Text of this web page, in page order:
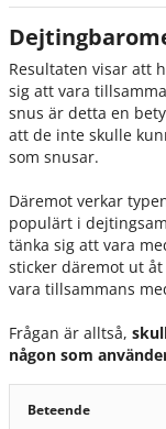
Resultaten visar att
sig att vara
snus är detta en
att de inte skulle
som snusar.
Däremot verkar
populärt i
tänka sig att vara
sticker däremot ut
vara tillsammans
Frågan är alltså,
någon som
Beteende